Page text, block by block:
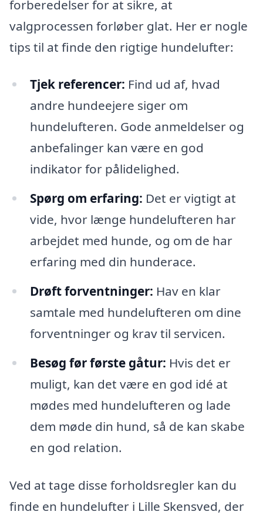
forberedelser for at sikre, at
valgprocessen forløber glat. Her er nogle
tips til at finde den rigtige hundelufter:
Tjek referencer: Find ud af, hvad
andre hundeejere siger om
hundelufteren. Gode anmeldelser og
anbefalinger kan være en god
indikator for pålidelighed.
Spørg om erfaring: Det er vigtigt at
vide, hvor længe hundelufteren har
arbejdet med hunde, og om de har
erfaring med din hunderace.
Drøft forventninger: Hav en klar
samtale med hundelufteren om dine
forventninger og krav til servicen.
Besøg før første gåtur: Hvis det er
muligt, kan det være en god idé at
mødes med hundelufteren og lade
dem møde din hund, så de kan skabe
en god relation.
Ved at tage disse forholdsregler kan du
finde en hundelufter i Lille Skensved, der